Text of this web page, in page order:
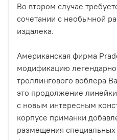
Во втором случае
сочетании с необычной
издалека.
Американская фирма
модификацию
троллингового воблера
это продолжение
с новым интересным
корпусе приманки
размещения специальных